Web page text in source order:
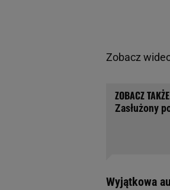
Zobacz
Zasłużony
Wyjątkowa